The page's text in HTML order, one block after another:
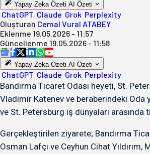
Yapay Zeka Özeti AI Özeti
ChatGPT Claude Grok Perplexity
Oluşturan Cemal Vural ATABEY
Eklenme 19.05.2026 - 11:57
Güncellenme 19.05.2026 - 11:58
Yapay Zeka Özeti AI Özeti
ChatGPT Claude Grok Perplexity
Bandırma Ticaret Odası heyeti, St.
Vladimir Katenev ve beraberindeki Oda
ve St. Petersburg iş dünyaları arasında
Gerçekleştirilen ziyarete; Bandırma
Osman Lafçı ve Ceyhun Cihat